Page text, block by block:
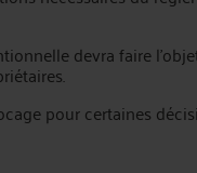
devra faire
pour certaines